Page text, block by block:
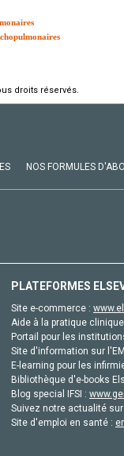
droits réservés.
NOS FORMULES
PLATEFORMES
Site e-commerce :
Aide à la pratique
Portail pour les
Site d'information sur
E-learning pour les
Bibliothèque d'e-books
Blog special IFSI :
Suivez notre actualité
Site d'emploi en santé :